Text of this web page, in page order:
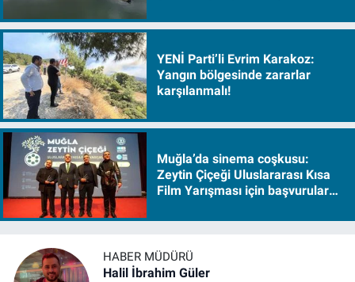
YENİ Parti’li Evrim Karakoz:
Yangın bölgesinde zararlar
karşılanmalı!
Muğla’da sinema coşkusu:
Zeytin Çiçeği Uluslararası Kısa
Film Yarışması için başvurular
HABER MÜDÜRÜ
Halil İbrahim Güler